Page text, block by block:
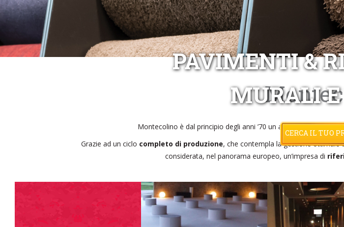
PAVIMENTI &
MURALI
CERCA IL TUO
Montecolino è dal principio degli anni ’70 un azienda al vertice
Grazie ad un ciclo completo di produzione, che contempla la gestione ottimale
considerata, nel panorama europeo, un’impresa di